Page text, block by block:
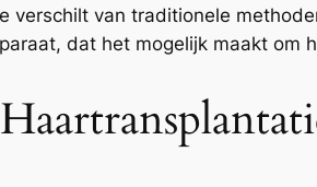
verschilt van traditionele
dat het mogelijk maakt om